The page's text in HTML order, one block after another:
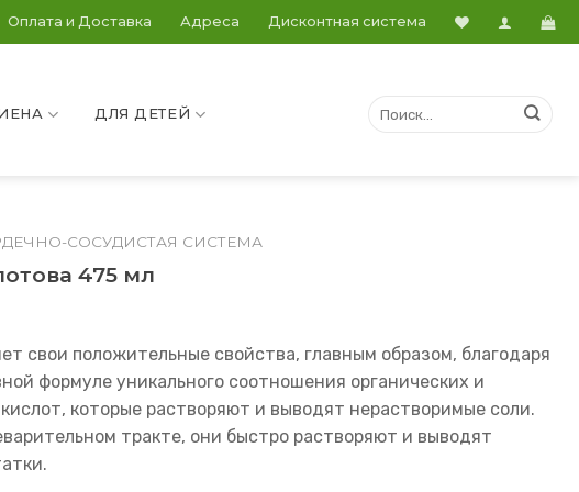
Оплата и Доставка Адреса Дисконтная система
ДЛЯ ДЕТЕЙ
СОСУДИСТАЯ СИСТЕМА
475 мл
свои положительные свойства, главным образом, благодаря
формуле уникального соотношения органических и
которые растворяют и выводят нерастворимые соли.
тракте, они быстро растворяют и выводят